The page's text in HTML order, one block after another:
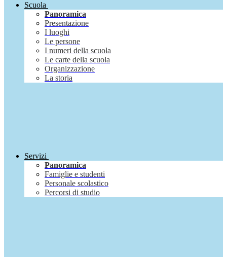
Scuola
Panoramica
Presentazione
I luoghi
Le persone
I numeri della scuola
Le carte della scuola
Organizzazione
La storia
Servizi
Panoramica
Famiglie e studenti
Personale scolastico
Percorsi di studio